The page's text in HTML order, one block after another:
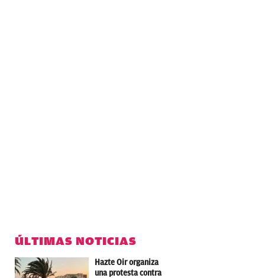
ÚLTIMAS NOTICIAS
Hazte Oir organiza
una protesta contra